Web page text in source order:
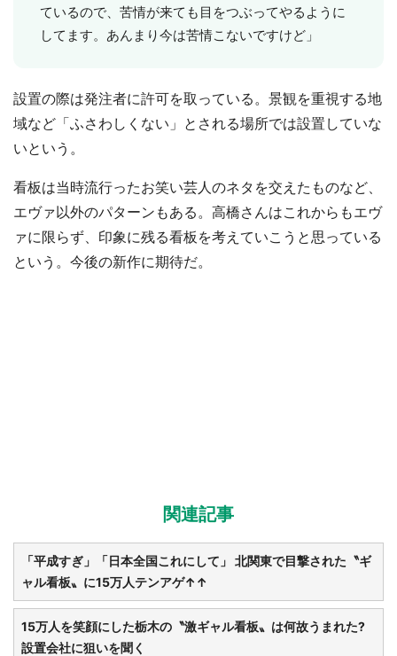
ているので、苦情が来ても目をつぶってやるように
してます。あんまり今は苦情こないですけど」
設置の際は発注者に許可を取っている。景観を重視する地
域など「ふさわしくない」とされる場所では設置していな
いという。
看板は当時流行ったお笑い芸人のネタを交えたものなど、
エヴァ以外のパターンもある。高橋さんはこれからもエヴ
ァに限らず、印象に残る看板を考えていこうと思っている
という。今後の新作に期待だ。
関連記事
「平成すぎ」「日本全国これにして」 北関東で目撃された〝ギ
ャル看板〟に15万人テンアゲ↑↑
15万人を笑顔にした栃木の〝激ギャル看板〟は何故うまれた?
設置会社に狙いを聞く